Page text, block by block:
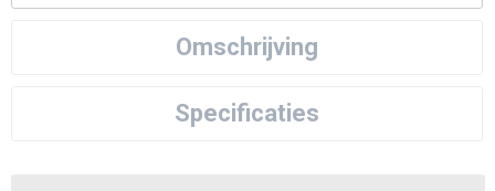
Omschrijving
Specificaties